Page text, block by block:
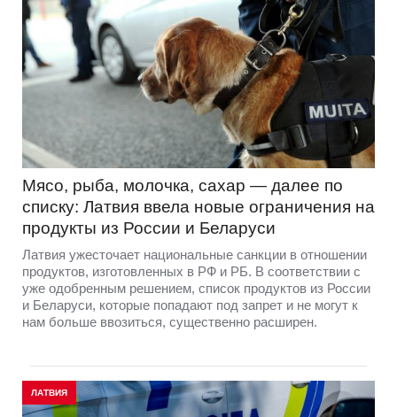
Мясо, рыба, молочка, сахар — далее по
списку: Латвия ввела новые ограничения на
продукты из России и Беларуси
Латвия ужесточает национальные санкции в отношении
продуктов, изготовленных в РФ и РБ. В соответствии с
уже одобренным решением, список продуктов из России
и Беларуси, которые попадают под запрет и не могут к
нам больше ввозиться, существенно расширен.
ЛАТВИЯ